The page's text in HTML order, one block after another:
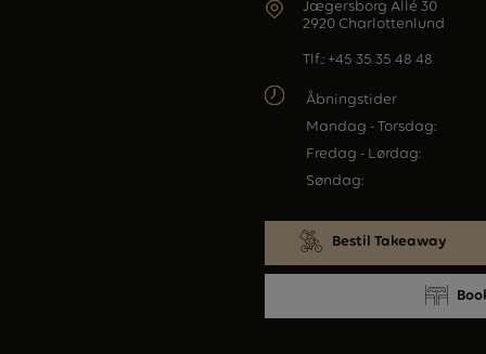
Jægersborg Allé 30
2920 Charlottenlund
Tlf.: +45 35 35 48 48
Åbningstider
Mandag - Torsdag:
Fredag - Lørdag:
Søndag:
Bestil Takeaway